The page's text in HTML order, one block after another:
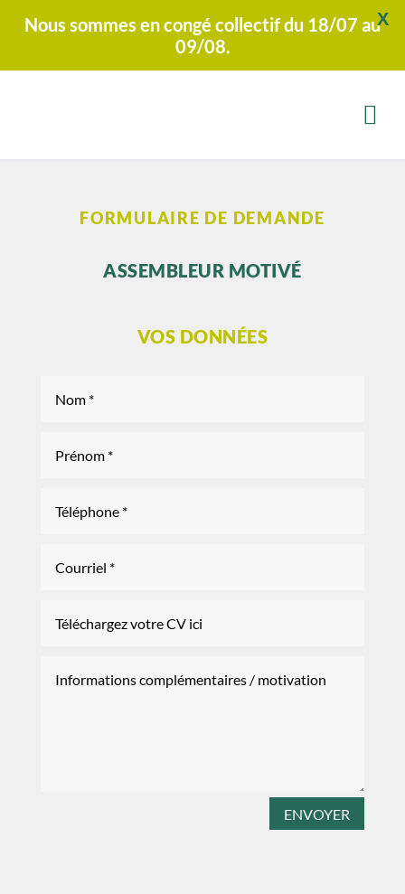
X
Nous sommes en congé collectif du 18/07 au
09/08.
FORMULAIRE DE DEMANDE
ASSEMBLEUR MOTIVÉ
VOS DONNÉES
ENVOYER